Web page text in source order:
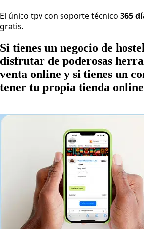
El único tpv con soporte técnico 365
gratis.
Si tienes un negocio de
disfrutar de poderosas
venta online y si tienes un
tener tu propia tienda